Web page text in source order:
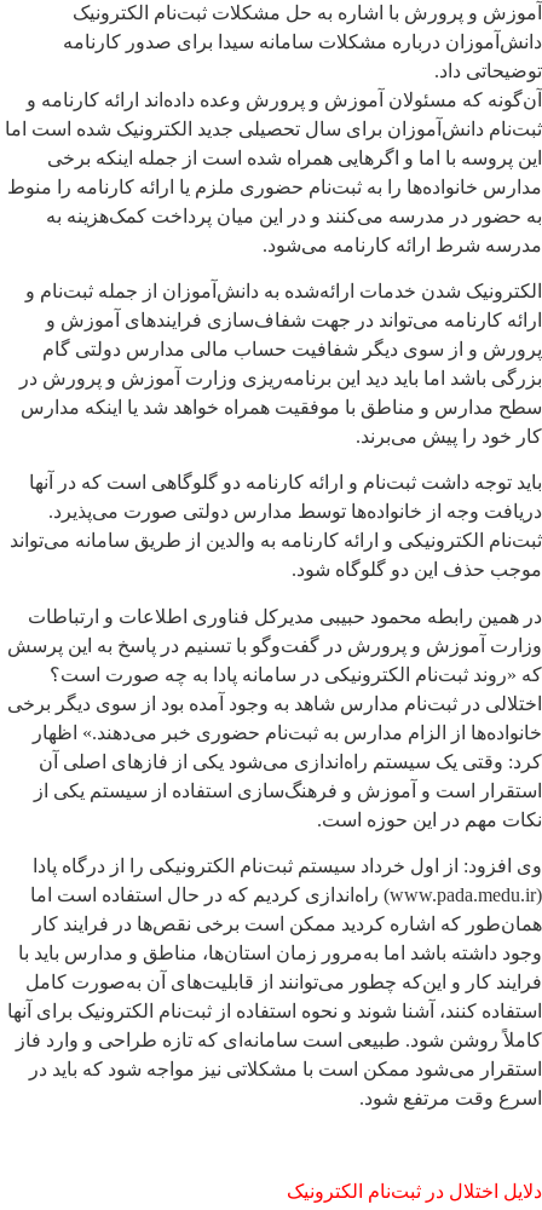
آموزش و پرورش با اشاره به حل مشکلات ثبت‌نام الکترونیک
دانش‌آموزان درباره مشکلات سامانه سیدا برای صدور کارنامه
توضیحاتی داد.
آن‌گونه که مسئولان آموزش و پرورش وعده داده‌اند ارائه کارنامه و
ثبت‌نام دانش‌آموزان برای سال تحصیلی جدید الکترونیک شده است اما
این پروسه با اما و اگرهایی همراه شده است از جمله اینکه برخی
مدارس خانواده‌ها را به ثبت‌نام حضوری ملزم یا ارائه کارنامه را منوط
به حضور در مدرسه می‌کنند و در این میان پرداخت کمک‌هزینه به
مدرسه شرط ارائه کارنامه می‌شود.
الکترونیک شدن خدمات ارائه‌شده به دانش‌آموزان از جمله ثبت‌نام و
ارائه کارنامه می‌تواند در جهت شفاف‌سازی فرایندهای آموزش و
پرورش و از سوی دیگر شفافیت حساب مالی مدارس دولتی گام
بزرگی باشد اما باید دید این برنامه‌ریزی وزارت آموزش و پرورش در
سطح مدارس و مناطق با موفقیت همراه خواهد شد یا اینکه مدارس
کار خود را پیش می‌برند.
باید توجه داشت ثبت‌نام و ارائه کارنامه دو گلوگاهی است که در آنها
دریافت وجه از خانواده‌ها توسط مدارس دولتی صورت می‌پذیرد.
ثبت‌نام الکترونیکی و ارائه کارنامه به والدین از طریق سامانه می‌تواند
موجب حذف این دو گلوگاه شود.
در همین رابطه محمود حبیبی مدیرکل فناوری اطلاعات و ارتباطات
وزارت آموزش و پرورش در گفت‌وگو با تسنیم در پاسخ به این پرسش
که «روند ثبت‌نام الکترونیکی در سامانه پادا به چه صورت است؟
اختلالی در ثبت‌نام مدارس شاهد به وجود آمده بود از سوی دیگر برخی
خانواده‌ها از الزام مدارس به ثبت‌نام حضوری خبر می‌دهند.» اظهار
کرد:‌ وقتی یک سیستم راه‌اندازی می‌شود یکی از فازهای اصلی آن
استقرار است و آموزش و فرهنگ‌سازی استفاده از سیستم یکی از
نکات مهم در این حوزه است.
وی افزود: از اول خرداد سیستم ثبت‌نام الکترونیکی را از درگاه پادا
(www.pada.medu.ir) راه‌اندازی کردیم که در حال استفاده است اما
همان‌طور که اشاره کردید ممکن است برخی نقص‌ها در فرایند کار
وجود داشته باشد اما به‌مرور زمان استان‌ها، مناطق و مدارس باید با
فرایند کار و این‌که چطور می‌توانند از قابلیت‌های آن به‌صورت کامل
استفاده کنند، آشنا شوند و نحوه استفاده از ثبت‌نام الکترونیک برای آنها
کاملاً روشن شود. طبیعی است سامانه‌ای که تازه طراحی و وارد فاز
استقرار می‌شود ممکن است با مشکلاتی نیز مواجه شود که باید در
اسرع وقت مرتفع شود.
دلایل اختلال در ثبت‌نام الکترونیک